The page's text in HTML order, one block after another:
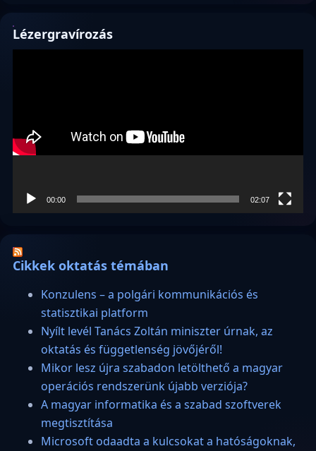
Lézergravírozás
00:00 02:07
Cikkek oktatás témában
Konzulens – a polgári kommunikációs és
statisztikai platform
Nyílt levél Tanács Zoltán miniszter úrnak, az
oktatás és függetlenség jövőjéről!
Mikor lesz újra szabadon letölthető a magyar
operációs rendszerünk újabb verziója?
A magyar informatika és a szabad szoftverek
megtisztítása
Microsoft odaadta a kulcsokat a hatóságoknak,